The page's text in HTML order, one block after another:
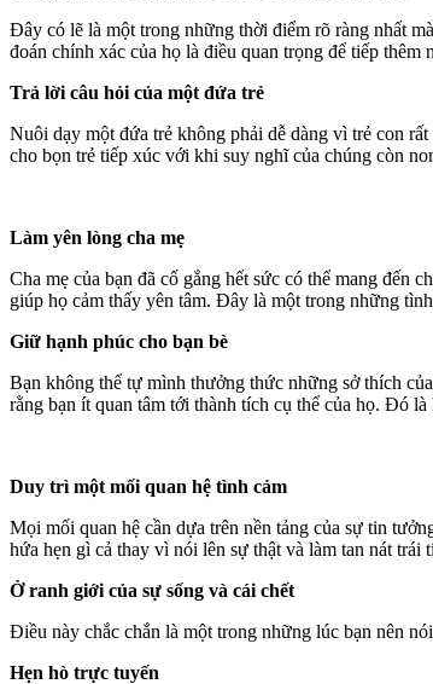
Đây có lẽ là một trong những thời điểm rõ ràng nhất
đoán chính xác của họ là điều quan trọng để tiếp thêm
Trả lời câu hỏi của một đứa trẻ
Nuôi dạy một đứa trẻ không phải dễ dàng vì trẻ con
cho bọn trẻ tiếp xúc với khi suy nghĩ của chúng còn
Làm yên lòng cha mẹ
Cha mẹ của bạn đã cố gắng hết sức có thể mang đến
giúp họ cảm thấy yên tâm. Đây là một trong những
Giữ hạnh phúc cho bạn bè
Bạn không thể tự mình thưởng thức những sở thích
rằng bạn ít quan tâm tới thành tích cụ thể của họ. Đó
Duy trì một mối quan hệ tình cảm
Mọi mối quan hệ cần dựa trên nền tảng của sự tin
hứa hẹn gì cả thay vì nói lên sự thật và làm tan nát trái
Ở ranh giới của sự sống và cái chết
Điều này chắc chắn là một trong những lúc bạn nên
Hẹn hò trực tuyến